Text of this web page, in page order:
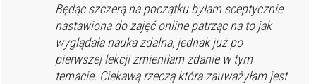
Będąc szczerą na początku byłam sceptycznie
nastawiona do zajęć online patrząc na to jak
wyglądała nauka zdalna, jednak już po
pierwszej lekcji zmieniłam zdanie w tym
temacie. Ciekawą rzeczą która zauważyłam jest